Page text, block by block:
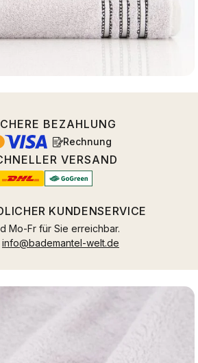
BEZAHLUNG
Rechnung
VERSAND
KUNDENSERVICE
Mo-Fr für Sie erreichbar.
info@bademantel-welt.de